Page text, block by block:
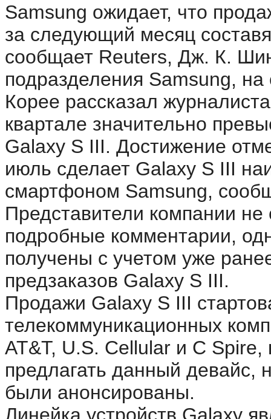
Samsung ожидает, что
за следующий месяц
сообщает Reuters, Дж. К.
подразделения Samsung,
Корее рассказал
квартале значительно
Galaxy S III. Достижение
июль сделает Galaxy S III
смартфоном Samsung,
Представители компании не
подробные комментарии,
получены с учетом уже
предзаказов Galaxy S III.
Продажи Galaxy S III
телекоммуникационных
AT&T, U.S. Cellular и C Spire,
предлагать данный
были анонсированы.